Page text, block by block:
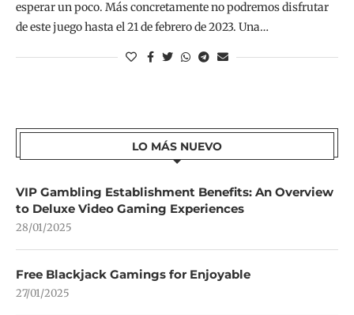
esperar un poco. Más concretamente no podremos disfrutar
de este juego hasta el 21 de febrero de 2023. Una…
LO MÁS NUEVO
VIP Gambling Establishment Benefits: An Overview
to Deluxe Video Gaming Experiences
28/01/2025
Free Blackjack Gamings for Enjoyable
27/01/2025